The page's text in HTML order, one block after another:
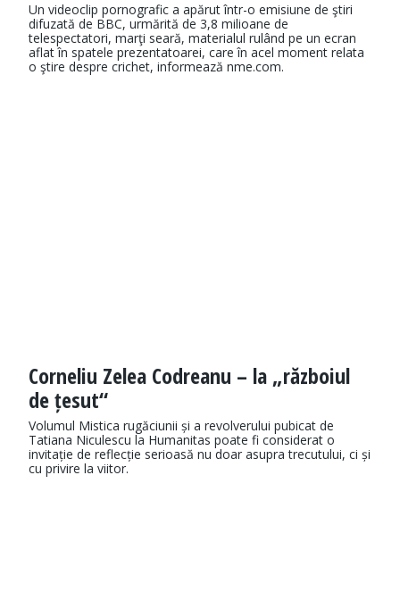
Un videoclip pornografic a apărut într-o emisiune de ştiri
difuzată de BBC, urmărită de 3,8 milioane de
telespectatori, marţi seară, materialul rulând pe un ecran
aflat în spatele prezentatoarei, care în acel moment relata
o ştire despre crichet, informează nme.com.
Corneliu Zelea Codreanu – la „războiul
de țesut“
Volumul Mistica rugăciunii și a revolverului pubicat de
Tatiana Niculescu la Humanitas poate fi considerat o
invitație de reflecție serioasă nu doar asupra trecutului, ci și
cu privire la viitor.